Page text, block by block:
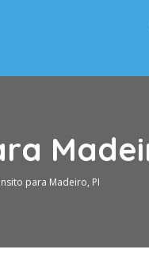
para Madeiro, PI